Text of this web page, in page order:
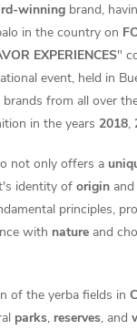
winning brand,
in the country on
EXPERIENCES"
event, held in
from all over
in the years 2018,
not only offers a
identity of origin
principles,
with nature and
of the yerba fields in
parks, reserves, and